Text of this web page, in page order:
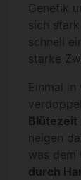
Genetik
sich
schnell
starke
Einmal
Blütezeit
neigen
was dem
durch